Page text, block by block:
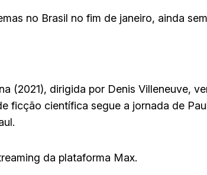
no Brasil no fim de janeiro, ainda
(2021), dirigida por Denis Villeneuve,
ficção científica segue a jornada de
da plataforma Max.